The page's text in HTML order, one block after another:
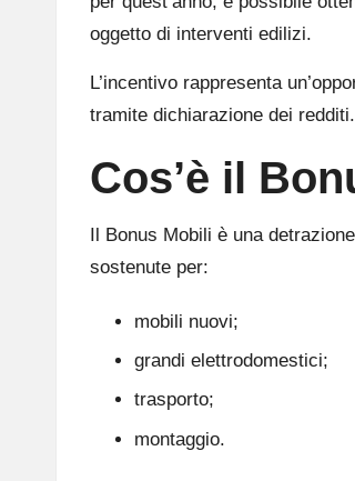
oggetto di interventi edilizi.
L’incentivo rappresenta
tramite dichiarazione dei redditi.
Cos’è il
Il Bonus Mobili è una
sostenute per:
mobili nuovi;
grandi elettrodomestici;
trasporto;
montaggio.